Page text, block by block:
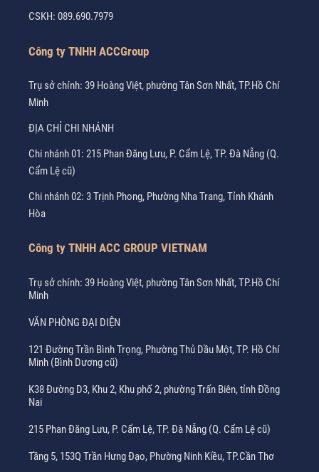
CSKH: 089.690.7979
Công ty TNHH ACCGroup
Trụ sở chính: 39 Hoàng Việt, phường Tân Sơn Nhất, TP.Hồ Chí
Minh
ĐỊA CHỈ CHI NHÁNH
Chi nhánh 01: 215 Phan Đăng Lưu, P. Cẩm Lệ, TP. Đà Nẵng (Q.
Cẩm Lệ cũ)
Chi nhánh 02: 3 Trịnh Phong, Phường Nha Trang, Tỉnh Khánh
Hòa
Công ty TNHH ACC GROUP VIETNAM
Trụ sở chính: 39 Hoàng Việt, phường Tân Sơn Nhất, TP.Hồ Chí
Minh
VĂN PHÒNG ĐẠI DIỆN
121 Đường Trần Bình Trọng, Phường Thủ Dầu Một, TP. Hồ Chí
Minh (Bình Dương cũ)
K38 Đường D3, Khu 2, Khu phố 2, phường Trấn Biên, tỉnh Đồng
Nai
215 Phan Đăng Lưu, P. Cẩm Lệ, TP. Đà Nẵng (Q. Cẩm Lệ cũ)
Tầng 5, 153Q Trần Hưng Đạo, Phường Ninh Kiều, TP.Cần Thơ